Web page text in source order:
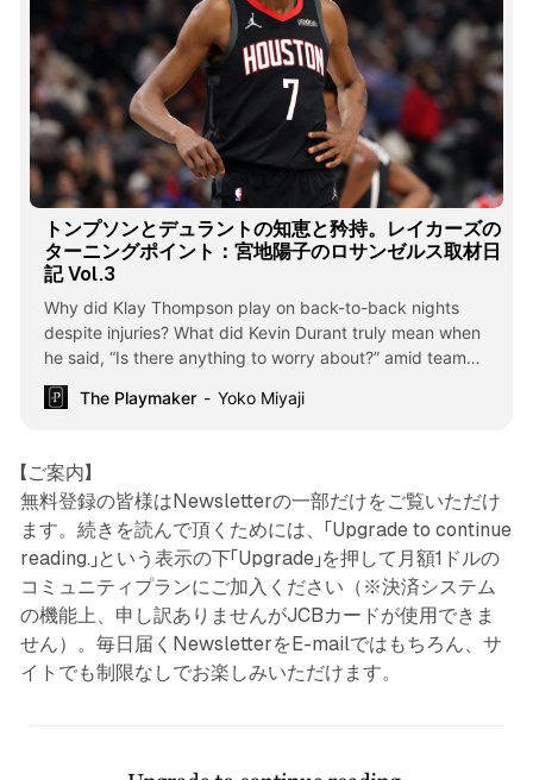
トンプソンとデュラントの知恵と矜持。レイカーズの
ターニングポイント：宮地陽子のロサンゼルス取材日
記 Vol.3
Why did Klay Thompson play on back-to-back nights
despite injuries? What did Kevin Durant truly mean when
he said, “Is there anything to worry about?” amid team
struggles? Yoko Miyaji also breaks down a moment that
could become an turning point for the Lakers.
The Playmaker Yoko Miyaji
【ご案内】
無料登録の皆様はNewsletterの一部だけをご覧いただけ
ます。続きを読んで頂くためには、「Upgrade to continue
reading.」という表示の下「Upgrade」を押して月額1ドルの
コミュニティプランにご加入ください（※決済システム
の機能上、申し訳ありませんがJCBカードが使用できま
せん）。毎日届くNewsletterをE-mailではもちろん、サ
イトでも制限なしでお楽しみいただけます。